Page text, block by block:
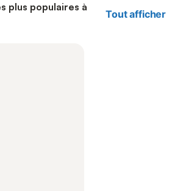
plus populaires à
Tout afficher